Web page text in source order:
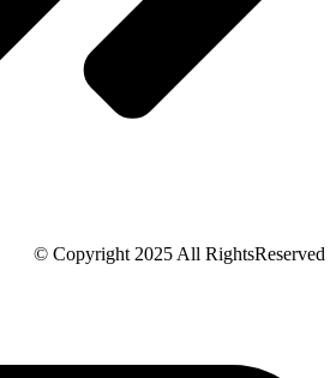
All RightsReserved